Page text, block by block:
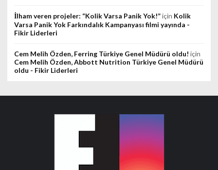
İlham veren projeler: “Kolik Varsa Panik Yok!”için Kolik
Varsa Panik Yok Farkındalık Kampanyası filmi yayında -
Fikir Liderleri
Cem Melih Özden, Ferring Türkiye Genel Müdürü oldu! için
Cem Melih Özden, Abbott Nutrition Türkiye Genel Müdürü
oldu - Fikir Liderleri